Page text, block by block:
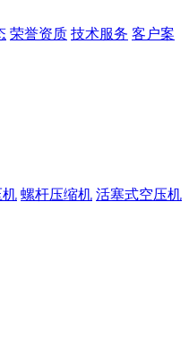
荣誉资质 技术服务 客户案
机 螺杆压缩机 活塞式空压机